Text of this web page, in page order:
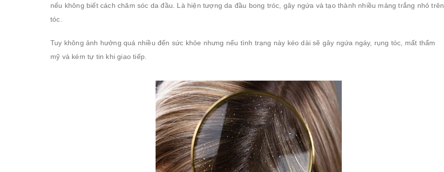
nếu không biết cách chăm sóc da đầu. Là hiện tượng da đầu bong tróc, gây ngứa và tạo thành nhiều mảng trắng nhỏ trên
tóc.
Tuy không ảnh hưởng quá nhiều đến sức khỏe nhưng nếu tình trạng này kéo dài sẽ gây ngứa ngáy, rụng tóc, mất thẩm
mỹ và kém tự tin khi giao tiếp.